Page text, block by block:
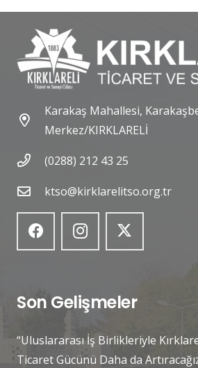
Karakaş Mahallesi,
Merkez/KIRKLARELİ
(0288) 212 43 25
ktso@kirklarelitso.org.tr
Son Gelişmeler
“Uluslararası İş Birlikleriyle
Ticaret Gücünü Daha da